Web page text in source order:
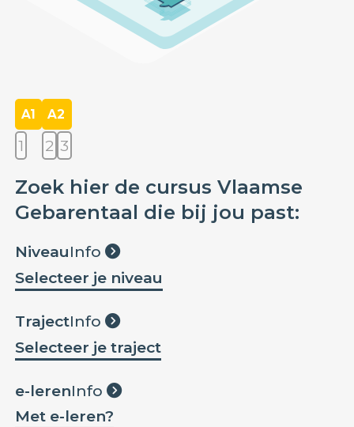
A1
1
A2
2 3
Zoek hier de cursus Vlaamse
Gebarentaal die bij jou past:
Selecteer je niveau
NiveauInfo
Selecteer je traject
TrajectInfo
Met e-leren?
e-lerenInfo